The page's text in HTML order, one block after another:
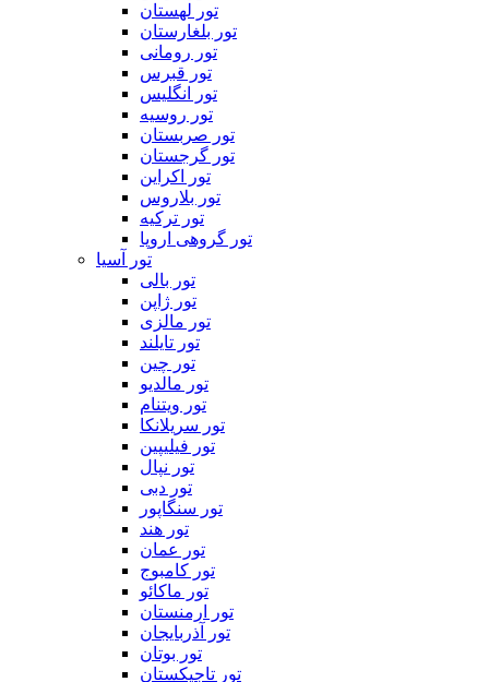
تور لهستان
تور بلغارستان
تور رومانی
تور قبرس
تور انگلیس
تور روسیه
تور صربستان
تور گرجستان
تور اکراین
تور بلاروس
تور ترکیه
تور گروهی اروپا
تور آسیا
تور بالی
تور ژاپن
تور مالزی
تور تایلند
تور چین
تور مالدیو
تور ویتنام
تور سریلانکا
تور فیلیپین
تور نپال
تور دبی
تور سنگاپور
تور هند
تور عمان
تور کامبوج
تور ماکائو
تور ارمنستان
تور آذربایجان
تور بوتان
تور تاجیکستان